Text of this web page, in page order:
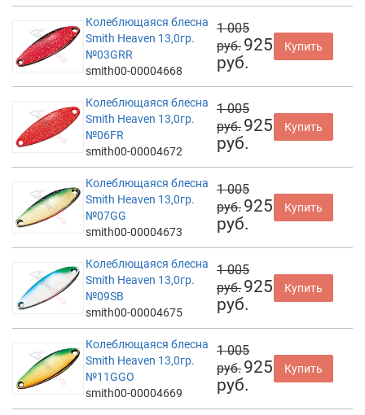
Колеблющаяся блесна
Smith Heaven 13,0гр.
№03GRR
smith00-00004668
1 005
руб. 925
руб.
Купить
Колеблющаяся блесна
Smith Heaven 13,0гр.
№06FR
smith00-00004672
1 005
руб. 925
руб.
Купить
Колеблющаяся блесна
Smith Heaven 13,0гр.
№07GG
smith00-00004673
1 005
руб. 925
руб.
Купить
Колеблющаяся блесна
Smith Heaven 13,0гр.
№09SB
smith00-00004675
1 005
руб. 925
руб.
Купить
Колеблющаяся блесна
Smith Heaven 13,0гр.
№11GGO
smith00-00004669
1 005
руб. 925
руб.
Купить